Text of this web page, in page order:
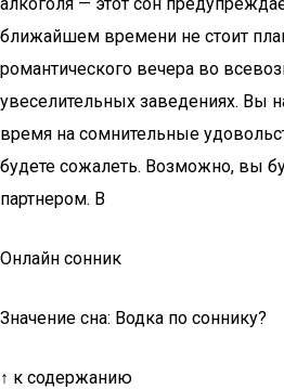
ближайшем времени не стоит
романтического вечера во
увеселительных заведениях. Вы
время на сомнительные
будете сожалеть. Возможно, вы
партнером. В
Онлайн сонник
Значение сна: Водка по соннику?
↑ к содержанию